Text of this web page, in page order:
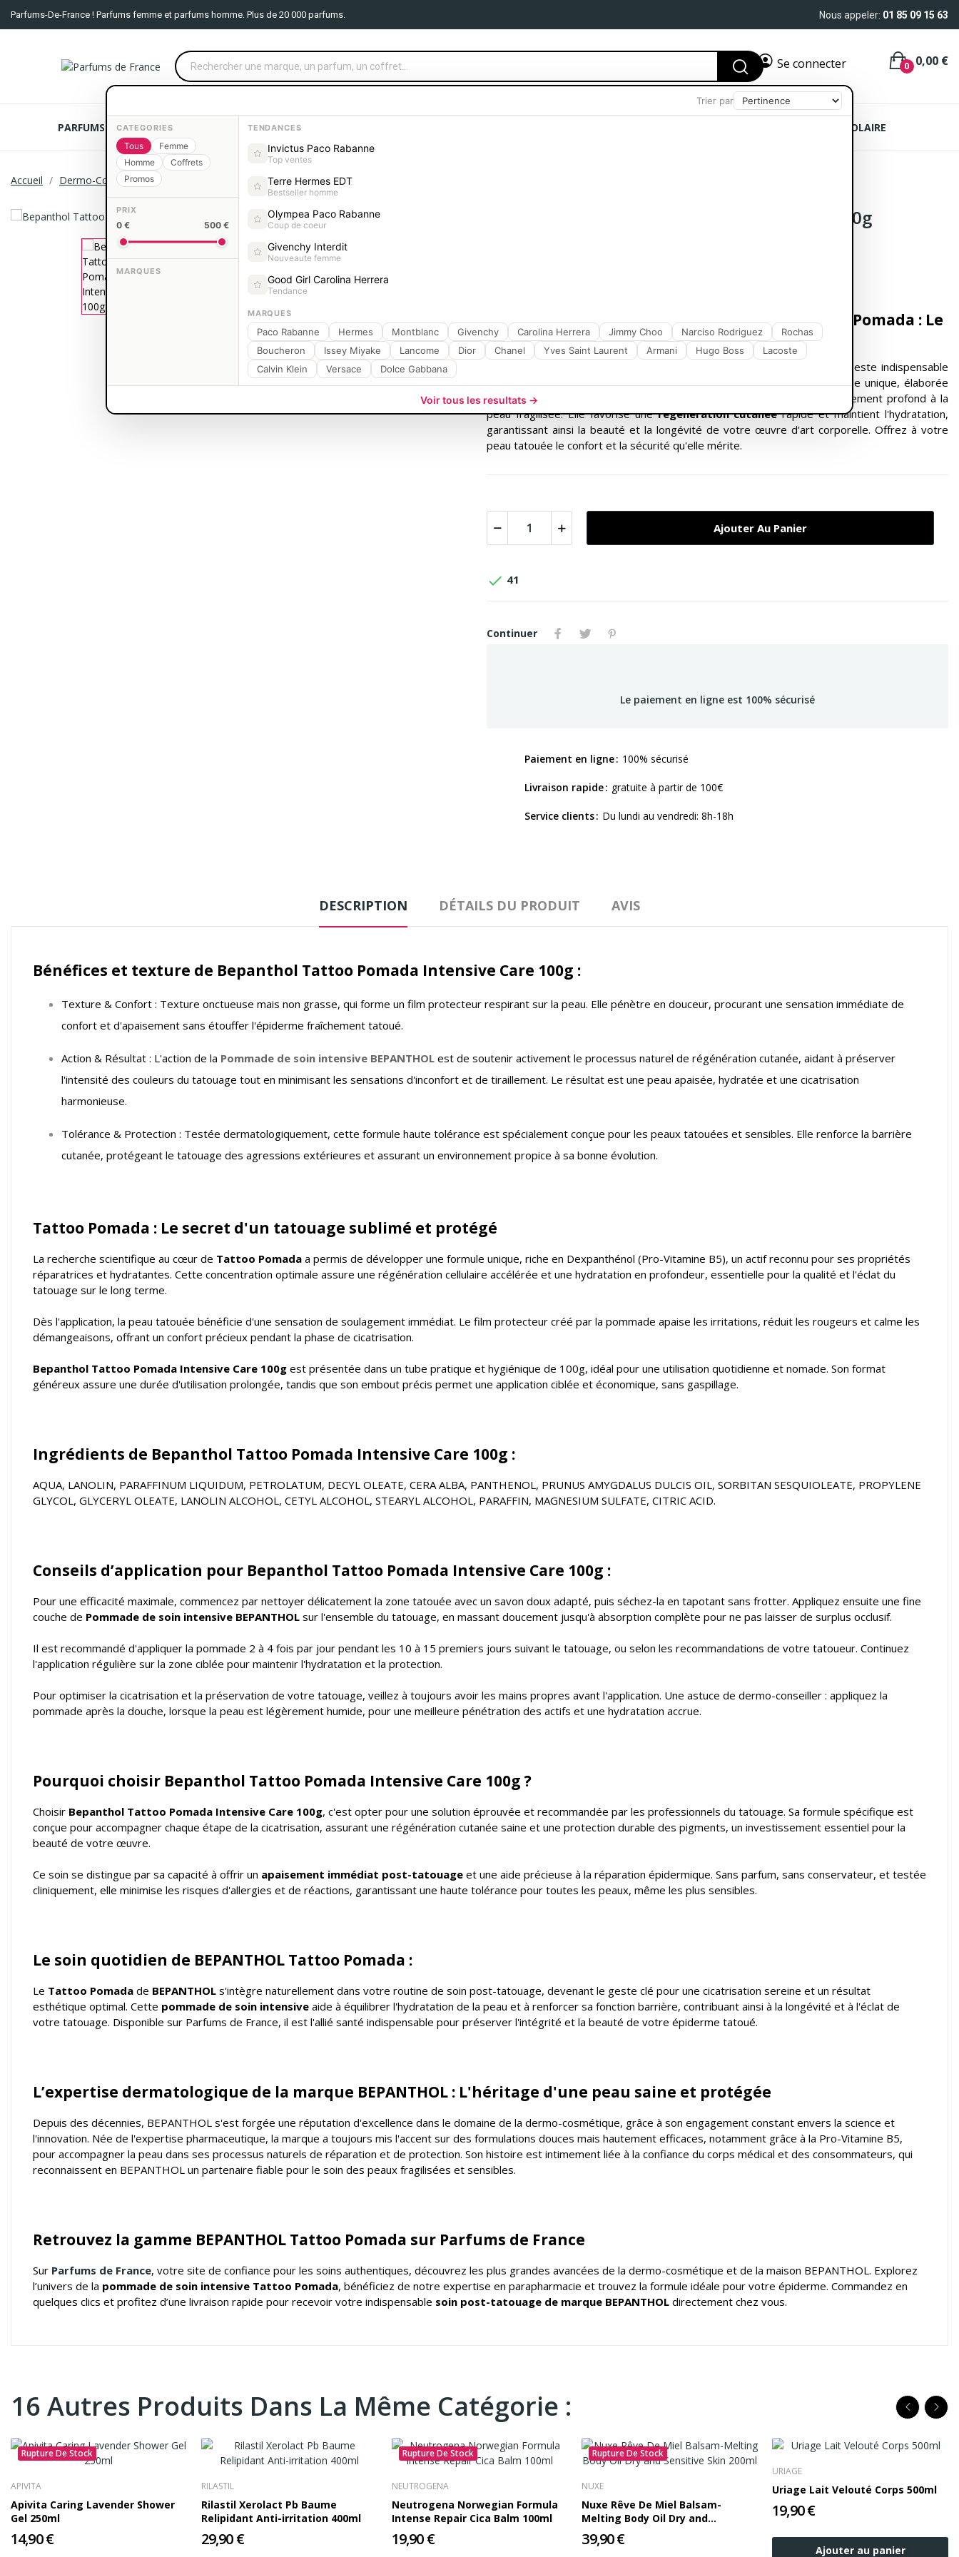
Parfums-De-France ! Parfums femme et parfums homme. Plus de 20 000 parfums. Nous appeler: 01 85 09 15 63
Se connecter 0,00 €
0
PARFUMS FEMME PARFUMS HOMME COFFRETS PARFUMS PROTECTION SOLAIRE
Accueil Dermo-Cosmétique Bepanthol Tattoo Pomada Intensive Care 100g
Bepanthol Tattoo Pomada Intensive Care 100g
Pommade de soin intensive BEPANTHOL Tattoo Pomada : Le
soin essentiel post-tatouage
est le geste indispensable
pour unecicatrisation optimalede votre nouveau tatouage. Sa formule unique, élaborée
par l'expertise
et un apaisement profond à la
peau fragilisée. Elle favorise unerégénération cutanéerapide et maintient l'hydratation,
garantissant ainsi la beauté et la longévité de votre œuvre d'art corporelle. Offrez à votre
peau tatouée le confort et la sécurité qu'elle mérite.
Ajouter Au Panier
 41
Continuer
Le paiement en ligne est 100% sécurisé
Paiement en ligne 100% sécurisé
Livraison rapide gratuite à partir de 100€
Service clients Du lundi au vendredi: 8h-18h
DESCRIPTION DÉTAILS DU PRODUIT AVIS
Bénéfices et texture de Bepanthol Tattoo Pomada Intensive Care 100g :
Texture & Confort : Texture onctueuse mais non grasse, qui forme un film protecteur respirant sur la peau. Elle pénètre en douceur, procurant une sensation immédiate de
confort et d'apaisement sans étouffer l'épiderme fraîchement tatoué.
Action & Résultat : L'action de la Pommade de soin intensive BEPANTHOL est de soutenir activement le processus naturel de régénération cutanée, aidant à préserver
l'intensité des couleurs du tatouage tout en minimisant les sensations d'inconfort et de tiraillement. Le résultat est une peau apaisée, hydratée et une cicatrisation
harmonieuse.
Tolérance & Protection : Testée dermatologiquement, cette formule haute tolérance est spécialement conçue pour les peaux tatouées et sensibles. Elle renforce la barrière
cutanée, protégeant le tatouage des agressions extérieures et assurant un environnement propice à sa bonne évolution.
Tattoo Pomada : Le secret d'un tatouage sublimé et protégé
La recherche scientifique au cœur de Tattoo Pomada a permis de développer une formule unique, riche en Dexpanthénol (Pro-Vitamine B5), un actif reconnu pour ses propriétés
réparatrices et hydratantes. Cette concentration optimale assure une régénération cellulaire accélérée et une hydratation en profondeur, essentielle pour la qualité et l'éclat du
tatouage sur le long terme.
Dès l'application, la peau tatouée bénéficie d'une sensation de soulagement immédiat. Le film protecteur créé par la pommade apaise les irritations, réduit les rougeurs et calme les
démangeaisons, offrant un confort précieux pendant la phase de cicatrisation.
Bepanthol Tattoo Pomada Intensive Care 100g est présentée dans un tube pratique et hygiénique de 100g, idéal pour une utilisation quotidienne et nomade. Son format
généreux assure une durée d'utilisation prolongée, tandis que son embout précis permet une application ciblée et économique, sans gaspillage.
Ingrédients de Bepanthol Tattoo Pomada Intensive Care 100g :
AQUA, LANOLIN, PARAFFINUM LIQUIDUM, PETROLATUM, DECYL OLEATE, CERA ALBA, PANTHENOL, PRUNUS AMYGDALUS DULCIS OIL, SORBITAN SESQUIOLEATE, PROPYLENE
GLYCOL, GLYCERYL OLEATE, LANOLIN ALCOHOL, CETYL ALCOHOL, STEARYL ALCOHOL, PARAFFIN, MAGNESIUM SULFATE, CITRIC ACID.
Conseils d’application pour Bepanthol Tattoo Pomada Intensive Care 100g :
Pour une efficacité maximale, commencez par nettoyer délicatement la zone tatouée avec un savon doux adapté, puis séchez-la en tapotant sans frotter. Appliquez ensuite une fine
couche de Pommade de soin intensive BEPANTHOL sur l'ensemble du tatouage, en massant doucement jusqu'à absorption complète pour ne pas laisser de surplus occlusif.
Il est recommandé d'appliquer la pommade 2 à 4 fois par jour pendant les 10 à 15 premiers jours suivant le tatouage, ou selon les recommandations de votre tatoueur. Continuez
l'application régulière sur la zone ciblée pour maintenir l'hydratation et la protection.
Pour optimiser la cicatrisation et la préservation de votre tatouage, veillez à toujours avoir les mains propres avant l'application. Une astuce de dermo-conseiller : appliquez la
pommade après la douche, lorsque la peau est légèrement humide, pour une meilleure pénétration des actifs et une hydratation accrue.
Pourquoi choisir Bepanthol Tattoo Pomada Intensive Care 100g ?
Choisir Bepanthol Tattoo Pomada Intensive Care 100g, c'est opter pour une solution éprouvée et recommandée par les professionnels du tatouage. Sa formule spécifique est
conçue pour accompagner chaque étape de la cicatrisation, assurant une régénération cutanée saine et une protection durable des pigments, un investissement essentiel pour la
beauté de votre œuvre.
Ce soin se distingue par sa capacité à offrir un apaisement immédiat post-tatouage et une aide précieuse à la réparation épidermique. Sans parfum, sans conservateur, et testée
cliniquement, elle minimise les risques d'allergies et de réactions, garantissant une haute tolérance pour toutes les peaux, même les plus sensibles.
Le soin quotidien de BEPANTHOL Tattoo Pomada :
Le Tattoo Pomada de BEPANTHOL s'intègre naturellement dans votre routine de soin post-tatouage, devenant le geste clé pour une cicatrisation sereine et un résultat
esthétique optimal. Cette pommade de soin intensive aide à équilibrer l'hydratation de la peau et à renforcer sa fonction barrière, contribuant ainsi à la longévité et à l'éclat de
votre tatouage. Disponible sur Parfums de France, il est l'allié santé indispensable pour préserver l'intégrité et la beauté de votre épiderme tatoué.
L’expertise dermatologique de la marque BEPANTHOL : L'héritage d'une peau saine et protégée
Depuis des décennies, BEPANTHOL s'est forgée une réputation d'excellence dans le domaine de la dermo-cosmétique, grâce à son engagement constant envers la science et
l'innovation. Née de l'expertise pharmaceutique, la marque a toujours mis l'accent sur des formulations douces mais hautement efficaces, notamment grâce à la Pro-Vitamine B5,
pour accompagner la peau dans ses processus naturels de réparation et de protection. Son histoire est intimement liée à la confiance du corps médical et des consommateurs, qui
reconnaissent en BEPANTHOL un partenaire fiable pour le soin des peaux fragilisées et sensibles.
Retrouvez la gamme BEPANTHOL Tattoo Pomada sur Parfums de France
Sur Parfums de France, votre site de confiance pour les soins authentiques, découvrez les plus grandes avancées de la dermo-cosmétique et de la maison BEPANTHOL. Explorez
l’univers de la pommade de soin intensive Tattoo Pomada, bénéficiez de notre expertise en parapharmacie et trouvez la formule idéale pour votre épiderme. Commandez en
quelques clics et profitez d’une livraison rapide pour recevoir votre indispensable soin post-tatouage de marque BEPANTHOL directement chez vous.
16 Autres Produits Dans La Même Catégorie :
Rupture De Stock
APIVITA
Apivita Caring Lavender Shower
Gel 250ml
14,90 €
RILASTIL
Rilastil Xerolact Pb Baume
Relipidant Anti-irritation 400ml
29,90 €
Rupture De Stock
NEUTROGENA
Neutrogena Norwegian Formula
Intense Repair Cica Balm 100ml
19,90 €
Rupture De Stock
NUXE
Nuxe Rêve De Miel Balsam-
Melting Body Oil Dry and
Sensitive Skin 200ml
39,90 €
URIAGE
Uriage Lait Velouté Corps 500ml
19,90 €
Ajouter au panier
Trier par
CATEGORIES
Tous
Femme
Homme
Coffrets
Promos
PRIX
0 € 500 €
MARQUES
TENDANCES
Invictus Paco Rabanne
Top ventes
Terre Hermes EDT
Bestseller homme
Olympea Paco Rabanne
Coup de coeur
Givenchy Interdit
Nouveaute femme
Good Girl Carolina Herrera
Tendance
MARQUES
Paco Rabanne Hermes Montblanc Givenchy Carolina Herrera Jimmy Choo Narciso Rodriguez
Rochas
Boucheron
Issey Miyake Lancome Dior Chanel Yves Saint Laurent Armani Hugo Boss
Lacoste
Calvin Klein
Versace Dolce Gabbana
Voir tous les resultats →